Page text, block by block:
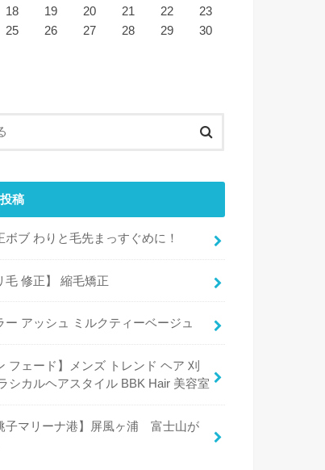
18 19 20 21 22
23
25 26 27 28 29
30
稿
ボブ わりと毛先まっすぐめに！
毛 修正】 縮毛矯正
ー アッシュ ミルクティーベージュ
フェード】メンズ トレンド ヘア 刈
シカルヘアスタイル BBK Hair 美容室
子マリーナ港】屏風ヶ浦 富士山が